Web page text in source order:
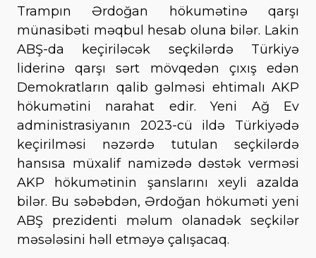
Trampın Ərdoğan hökumətinə qarşı
münasibəti məqbul hesab oluna bilər. Lakin
ABŞ-da keçiriləcək seçkilərdə Türkiyə
liderinə qarşı sərt mövqedən çıxış edən
Demokratların qalib gəlməsi ehtimalı AKP
hökumətini narahat edir. Yeni Ağ Ev
administrasiyanın 2023-cü ildə Türkiyədə
keçirilməsi nəzərdə tutulan seçkilərdə
hansısa müxalif namizədə dəstək verməsi
AKP hökumətinin şanslarını xeyli azalda
bilər. Bu səbəbdən, Ərdoğan hökuməti yeni
ABŞ prezidenti məlum olanadək seçkilər
məsələsini həll etməyə çalışacaq.